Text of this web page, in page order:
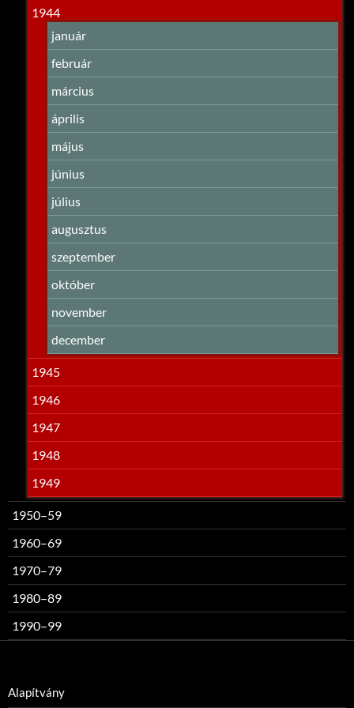
1944
január
február
március
április
május
június
július
augusztus
szeptember
október
november
december
1945
1946
1947
1948
1949
1950–59
1960–69
1970–79
1980–89
1990–99
Alapítvány